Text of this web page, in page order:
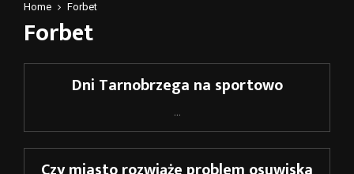
Home Forbet
Forbet
Dni Tarnobrzega na sportowo